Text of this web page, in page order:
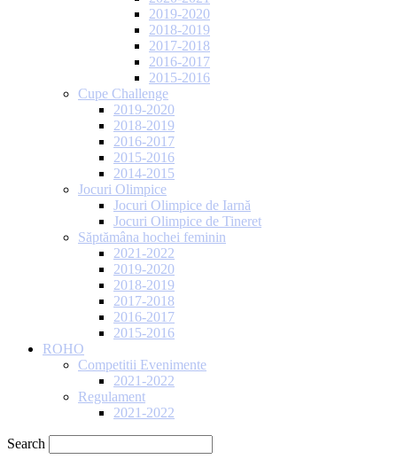
2019-2020
2018-2019
2017-2018
2016-2017
2015-2016
Cupe Challenge
2019-2020
2018-2019
2016-2017
2015-2016
2014-2015
Jocuri Olimpice
Jocuri Olimpice de Iarnă
Jocuri Olimpice de Tineret
Săptămâna hochei feminin
2021-2022
2019-2020
2018-2019
2017-2018
2016-2017
2015-2016
ROHO
Competitii Evenimente
2021-2022
Regulament
2021-2022
Search